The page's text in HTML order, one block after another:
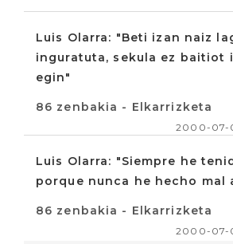
Luis Olarra: "Beti izan naiz
inguratuta, sekula ez baitiot
egin"
86 zenbakia - Elkarrizketa
2000-07-
Luis Olarra: "Siempre he
porque nunca he hecho mal
86 zenbakia - Elkarrizketa
2000-07-